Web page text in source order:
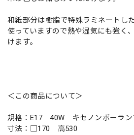
和紙部分は樹脂で特殊ラミネートし
使っていますので熱や湿気にも強く
けます。
＜この商品について＞
規格：E17 40W キセノンボーラン
寸法：□170 高530